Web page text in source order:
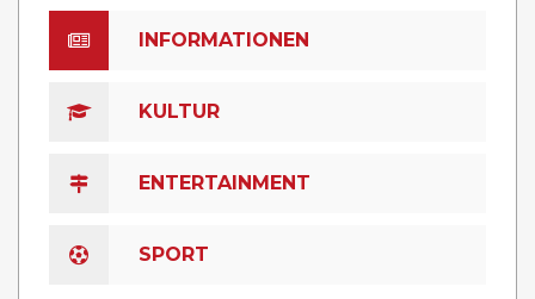
INFORMATIONEN
KULTUR
ENTERTAINMENT
SPORT